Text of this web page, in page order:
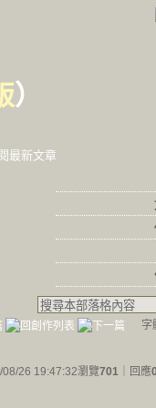
）
最新文章
字
26 19:47:32瀏覽701 ｜回應0